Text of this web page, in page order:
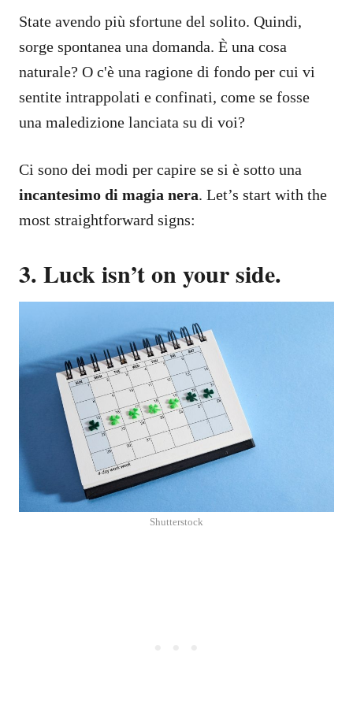
State avendo più sfortune del solito. Quindi,
sorge spontanea una domanda. È una cosa
naturale? O c'è una ragione di fondo per cui vi
sentite intrappolati e confinati, come se fosse
una maledizione lanciata su di voi?
Ci sono dei modi per capire se si è sotto una
incantesimo di magia nera. Let’s start with the
most straightforward signs:
3. Luck isn’t on your side.
Shutterstock